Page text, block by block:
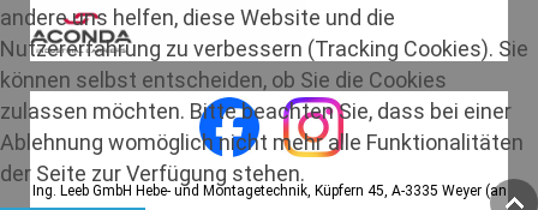
Ing. Leeb GmbH Hebe- und Montagetechnik, Küpfern 45, A-3335 Weyer (an
andere uns helfen, diese Website und die
Nutzererfahrung zu verbessern (Tracking Cookies). Sie
können selbst entscheiden, ob Sie die Cookies
zulassen möchten. Bitte beachten Sie, dass bei einer
Ablehnung womöglich nicht mehr alle Funktionalitäten
der Seite zur Verfügung stehen.